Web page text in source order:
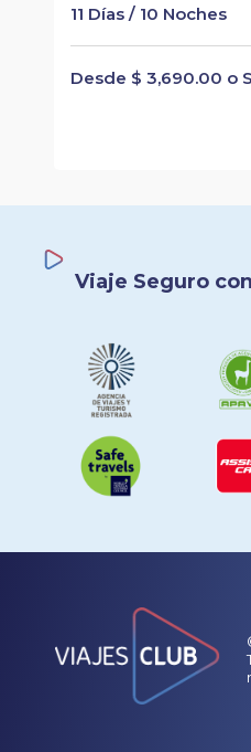
11 Días / 10 Noches
Desde $ 3,690.00 o
Viaje Seguro